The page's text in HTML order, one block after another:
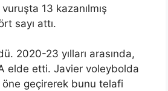
13 kazanılmış
sayı attı.
2020-23 yılları arasında,
elde etti. Javier voleybolda
öne geçirerek bunu telafi